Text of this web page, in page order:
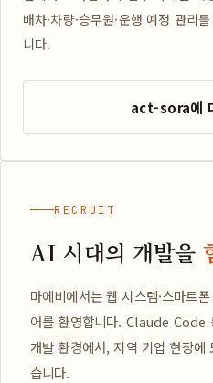
배차·차량·승무원·운행 예정 관리
니다.
act-sora에
RECRUIT
AI 시대의 개발을
마에비에서는 웹 시스템·스마트
어를 환영합니다. Claude Code
개발 환경에서, 지역 기업 현장에
습니다.